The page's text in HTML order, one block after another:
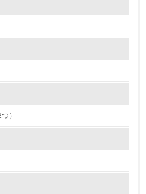
の業務の中で行うべき環
）